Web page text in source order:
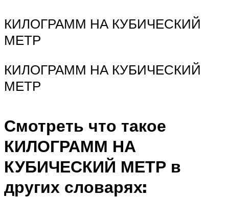
КИЛОГРАММ НА КУБИЧЕСКИЙ
МЕТР
КИЛОГРАММ НА КУБИЧЕСКИЙ
МЕТР
Смотреть что такое
КИЛОГРАММ НА
КУБИЧЕСКИЙ МЕТР в
других словарях: